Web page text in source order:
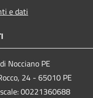
e dati
Nocciano PE
24 - 65010 PE
00221360688